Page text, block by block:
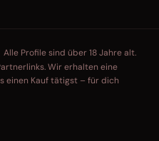
Alle Profile sind über 18 Jahre alt.
Wir erhalten eine
einen Kauf tätigst – für dich